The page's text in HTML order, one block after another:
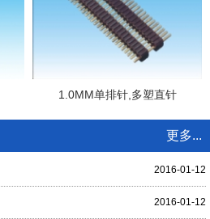
1.0MM单排针,多塑直针
更多...
2016-01-12
2016-01-12